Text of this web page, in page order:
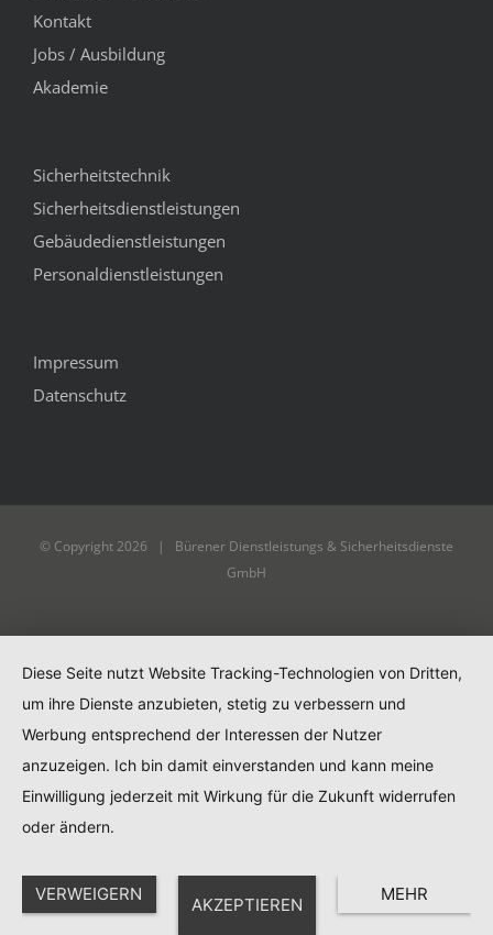
Kontakt
Jobs / Ausbildung
Akademie
Sicherheitstechnik
Sicherheitsdienstleistungen
Gebäudedienstleistungen
Personaldienstleistungen
Impressum
Datenschutz
© Copyright2026 | Bürener Dienstleistungs & Sicherheitsdienste
GmbH
Diese Seite nutzt Website Tracking-Technologien von Dritten,
um ihre Dienste anzubieten, stetig zu verbessern und
Werbung entsprechend der Interessen der Nutzer
anzuzeigen. Ich bin damit einverstanden und kann meine
Einwilligung jederzeit mit Wirkung für die Zukunft widerrufen
oder ändern.
VERWEIGERN
AKZEPTIEREN
MEHR